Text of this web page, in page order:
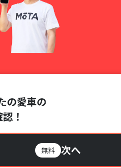
の愛車の
！
無料 次へ